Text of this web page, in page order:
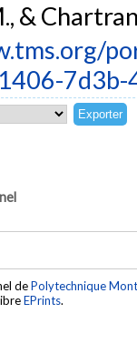
&
dePolytechnique
EPrints.